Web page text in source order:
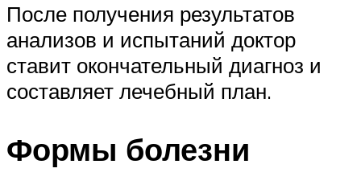
После получения результатов
анализов и испытаний доктор
ставит окончательный диагноз и
составляет лечебный план.
Формы болезни